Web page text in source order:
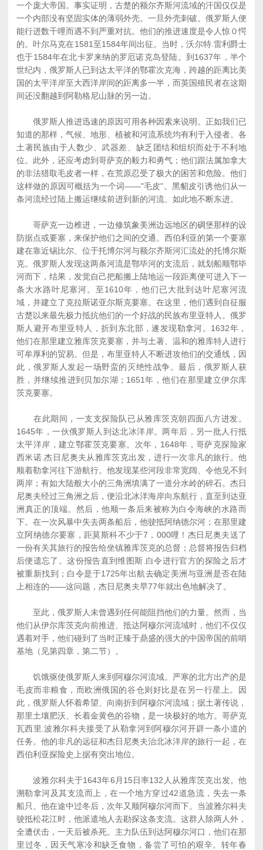
一个庞大帝国。事实证明，古楚的额尔齐斯河流域的汗国仅仅是
一个内部没有坚固实体的薄弱外壳。一旦外壳刺破。俄罗斯人便
能行进数千哩而遇不到严重对抗。他们的推进速度是令人惊０愕
的。叶尔马克在1581至1584年间出征。当时，沃尔特.雷利爵士
也于1584年在北卡罗来纳的罗厄诺克岛登陆。到1637年，半个
世纪内，俄罗斯人已到达太平洋的鄂霍次克海，跨越的距离比美
国的太平洋岸至大西洋岸间的距离多一半，而英国殖民者在这期
间还没翻越到阿勒格尼山脉的另一边。
俄罗斯人推进迅速的原因可用各种因素来说明。正如我们已
知道的那样，气候、地形、植被和河流系统均有利于入侵者。各
土著民族由于人数少、武器差、缺乏团结和组织而处于不利地
位。此外，还应考虑到哥萨克的毅力和勇气；他们跟法属加拿大
的非法猎取毛皮者一样，在荒原忍受了极大的困苦和危险。他们
这样做的原因可概括为一个词――"毛皮"。黑貂皮引诱他们从一
条河流经过陆上搬运继续前进到新的河流、如此地不断东进。
哥萨克一边椎进，一边修筑象美洲边远地区的碉堡那样的设
防据点或要塞，来保护他们之间的交通。西伯利亚的第一个要塞
建在靠近锡比尔、位于托博尔河与额尔齐斯河汇流处的托博尔斯
克。俄罗斯人发现这两条河流是鄂毕河的支流后，就划船顺鄂毕
河而下，结果，发觉自己把船搬上陆地运一段距离便可进入下一
条大水路叶尼塞河。至1610年，他们已大批到达叶尼塞河流
域，并建立了克拉斯诺亚尔斯克要塞。在这里，他们遇到自征服
古楚以来最先极力抵抗他们的一个好战的民族布里亚特人。俄罗
斯人避开布里亚特人，折到东北部，遂发现勒拿河。1632年，
他们在那里建立雅库茨克要塞，并与土著、温和的雅库特人进行
可牟厚利的贸易。但是，布里亚特人不断进攻他们的交通线，因
此，俄罗斯人发起一场野蛮的灭绝性战争。最后，俄罗斯人获
胜，并继续推进到贝加尔湖；1651年，他们在那里建立伊尔库
茨克要塞。
在此期间，一支支探险队已从雅库茨克朝四面八方进发。
1645年，一伙俄罗斯人到达北冰洋岸。两年后，另一批人行抵
太平洋岸，建立鄂霍茨克要塞。次年，1648年，哥萨克探险家
西米诺.杰日尼奥夫从雅库茨克出发，进行一次非凡的旅行。他
顺着勒拿河往下游航行。他发现某些河段非常宽阔、令他见不到
两岸；有如大陆般大小的三角洲填满了一道分水岭的碎石。杰日
尼奥夫经过三角洲之后，便沿北冰洋海岸向东航行，直至到达亚
洲真正的顶端。然后，他顺一条后来被称为白令海峡的水路而
下。在一次风暴中失去两条船后，他驶抵阿纳德尔河；在那里建
立阿纳德尔要塞，距莫斯科不少于7，000哩！杰日尼奥夫送了
一份有关其旅行的报告给坐镇雅库茨克的总督；总督将报告归档
后便遗忘了。这份报告直到维图斯.白令进行官方的探险之后才
被重新找到；白令是于1725年出航去确定美洲与亚洲是否在陆
上相连的――这问题，杰日尼奥夫早77年就出色地解决了。
至此，俄罗斯人未曾遇到任何能阻挡他们的力量。然而，当
他们从伊尔库茨克向前推进、抵达阿穆尔河流域时，他们不仅仅
遇着对手，他们碰到了当时正臻于鼎盛的强大的中国帝国的前哨
基地（见第四章，第二节）。
饥饿驱使俄罗斯人来到阿穆尔河流域。严寒的北方出产的是
毛皮而非粮食，而欧洲俄国的谷仓则好比是在另一行星上。因
此，俄罗斯人怀着希望、向南折到阿穆尔河流域；据土著传说，
那里土壤肥沃、长着金黄色的谷物，是一块极好的地方。哥萨克
瓦西里.波雅尔科夫接受了从勒拿河到阿穆尔河开辟一条小道的
任务。他的非凡的远征和杰日尼奥夫治北冰洋岸的旅行一起，在
西伯利亚探险史上据有突出地位。
波雅尔科夫于1643年6月15日率132人从雅库茨克出发。他
溯勒拿河及其支流而上，在一个地方穿过42道急流，失去一条
船只。他在途中过冬后，次年又顺阿穆尔河而下。当波雅尔科夫
驶抵松花江时，他派遣地人去勘探这条支流。这群人除两人外，
全遭伏击，一天后被杀死。主力队伍到达阿穆尔河口，他们在那
里过冬，因天气寒冷和缺乏食物，备尝了可怕的艰辛。转年春